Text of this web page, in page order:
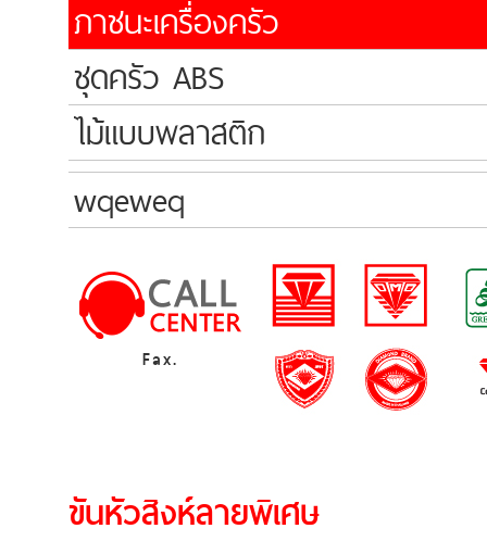
ภาชนะเครื่องครัว
ชุดครัว ABS
ไม้แบบพลาสติก
wqeweq
Fax.
ขันหัวสิงห์ลายพิเศษ